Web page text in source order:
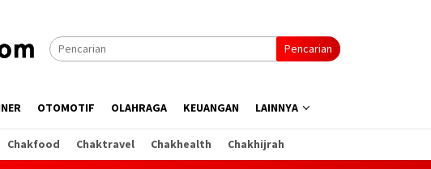
Pencarian
OTOMOTIF OLAHRAGA KEUANGAN LAINNYA
Chakfood Chaktravel Chakhealth Chakhijrah